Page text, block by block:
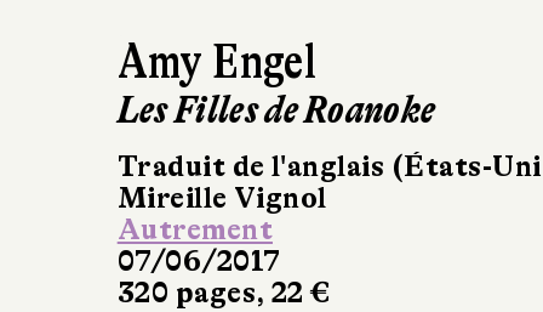
Amy Engel
Les Filles de Roanoke
Traduit de l'anglais (États-
Mireille Vignol
Autrement
07/06/2017
320 pages, 22 €